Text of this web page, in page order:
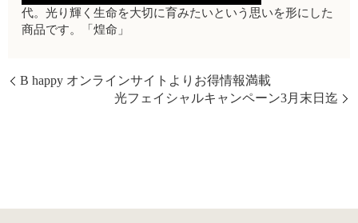
代。光り輝く生命を大切に育みたいという思いを形にした
商品です。「煌命」
B happy オンラインサイトよりお得情報満載
光フェイシャルキャンペーン3月末日迄